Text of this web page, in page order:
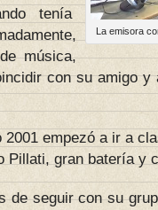
La emisora
tenía
música,
con su amigo y
2001 empezó a ir a
Pillati, gran batería y
de seguir con su